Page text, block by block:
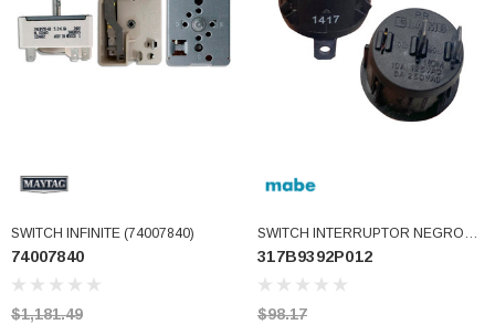
$30.68
AGREGAR AL CARRITO
SWITCH INFINITE (74007840)
74007840
$1,181.49
SWITCH INTERRUPTOR NEGRO
WS01F04164 (317B9392P012)
317B9392P012
$98.17